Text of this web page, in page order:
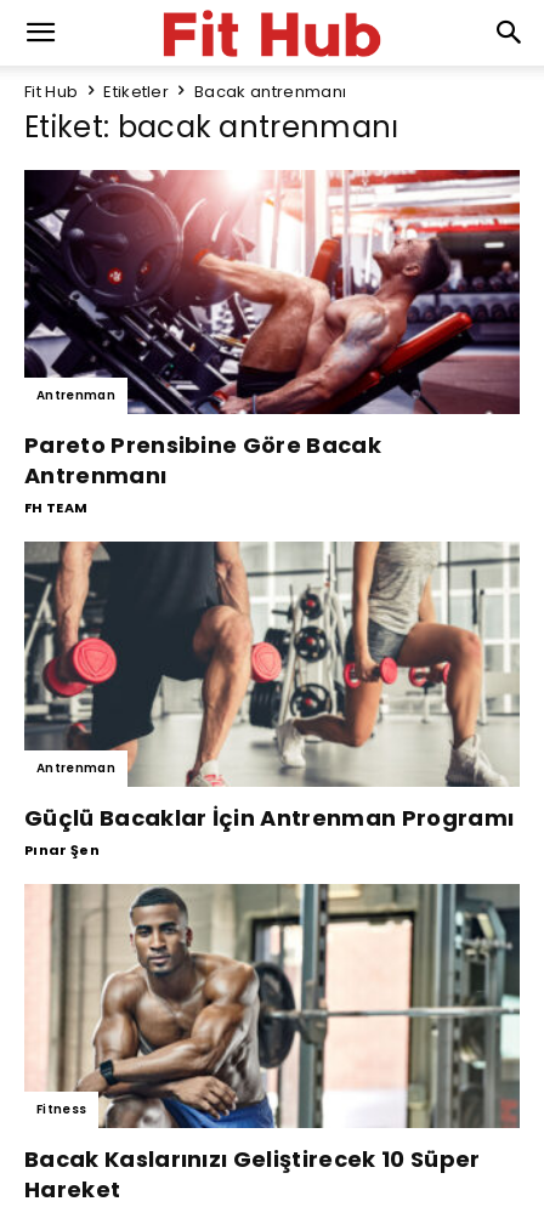
Fit Hub Etiketler Bacak antrenmanı
Etiket: bacak antrenmanı
Antrenman
Pareto Prensibine Göre Bacak
Antrenmanı
FH TEAM
Antrenman
Güçlü Bacaklar İçin Antrenman Programı
Pınar Şen
Fitness
Bacak Kaslarınızı Geliştirecek 10 Süper
Hareket